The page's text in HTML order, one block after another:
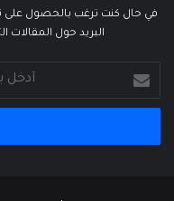
في حال كنت ترغب بالحصول على
البريد حول المقالات
بريدك
الإلكتروني